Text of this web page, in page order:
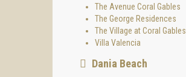
The Avenue Coral Gables
The George Residences
The Village at Coral Gables
Villa Valencia
Dania Beach